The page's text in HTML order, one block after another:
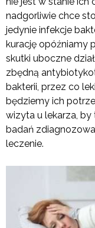
nadgorliwie chce
jedynie infekcje
kurację opóźniamy
skutki uboczne
zbędną
bakterii, przez co
będziemy ich
wizyta u lekarza,
badań
leczenie.